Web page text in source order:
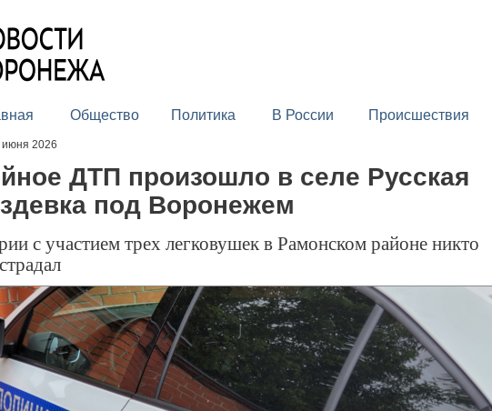
Общество Политика В России Происшествия
2026
ДТП произошло в селе Русская
под Воронежем
с участием трех легковушек в Рамонском районе никто